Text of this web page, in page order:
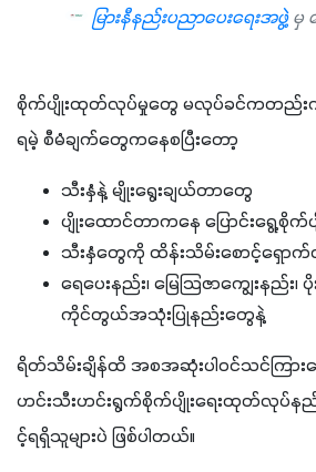
မြားနီနည်းပညာပေးရေးအဖွဲ့ မှ
စိုက်ပျိုးထုတ်လုပ်မှုတွေ မလုပ်ခင်ကတည်းက
ရမဲ့ စီမံချက်တွေကနေစပြီးတော့
သီးနှံနဲ့ မျိုးရွေးချယ်တာတွေ
ပျိုးထောင်တာကနေ ပြောင်းရွေ့စိုက်
သီးနှံတွေကို ထိန်းသိမ်းစောင့်ရှောက်
ရေပေးနည်း၊ မြေသြဇာကျွေးနည်
ကိုင်တွယ်အသုံးပြုနည်းတွေနဲ့
ရိတ်သိမ်းချိန်ထိ အစအဆုံးပါဝင်သင်ကြား
ဟင်းသီးဟင်းရွက်စိုက်ပျိုးရေးထုတ်လုပ်
င့်ရရှိသူများပဲ ဖြစ်ပါတယ်။